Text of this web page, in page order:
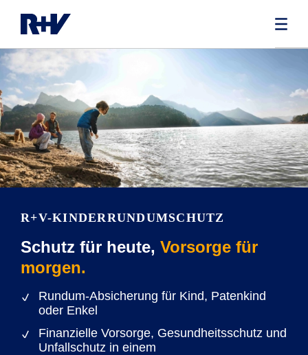
R+V-KINDERRUNDUMSCHUTZ
Schutz für heute, Vorsorge für
morgen.
Rundum-Absicherung für Kind, Patenkind
oder Enkel
Finanzielle Vorsorge, Gesundheitsschutz und
Unfallschutz in einem